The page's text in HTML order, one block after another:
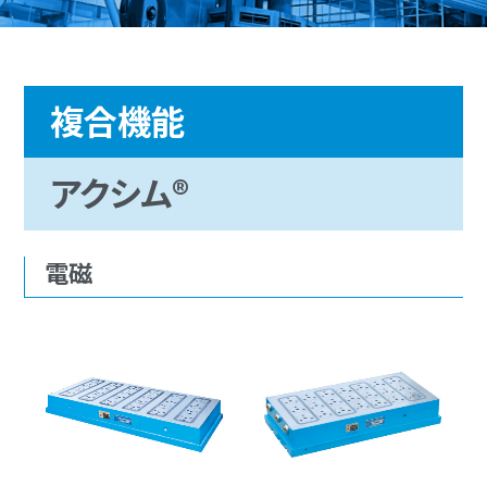
複合機能
アクシム®
電磁